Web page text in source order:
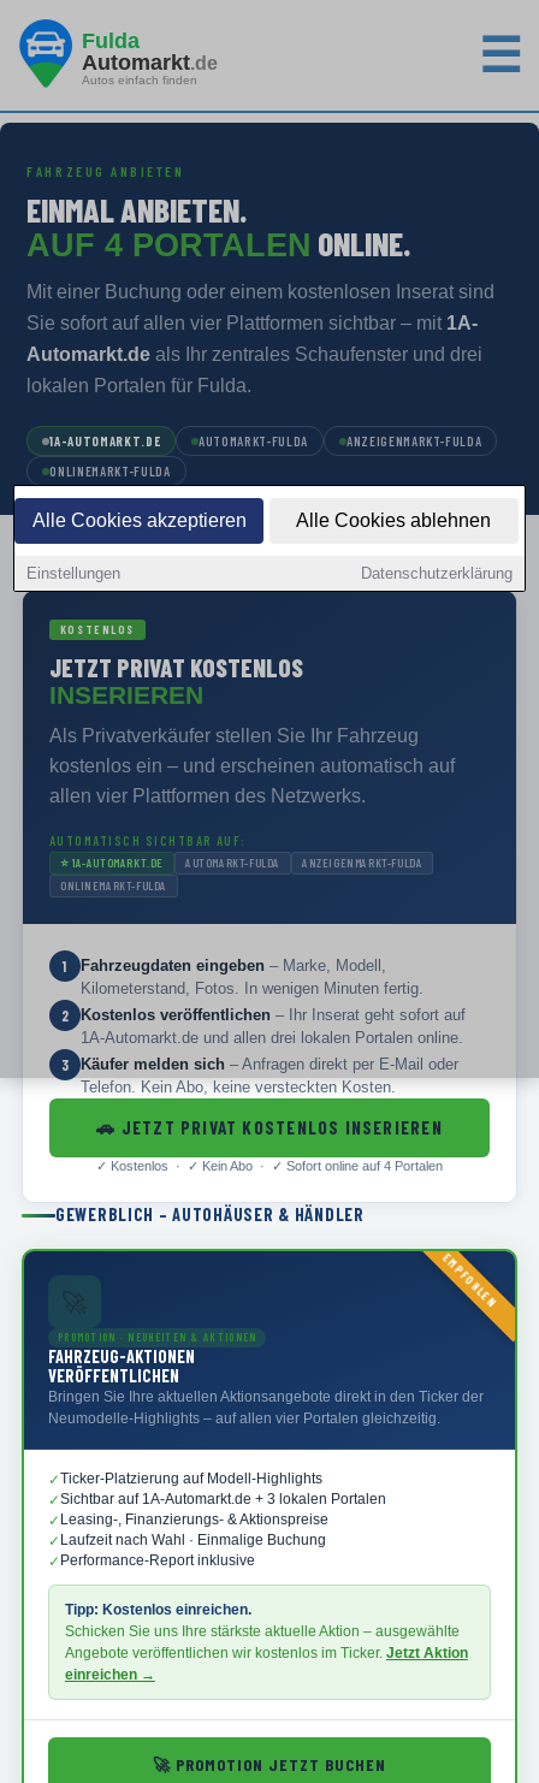
Alle Cookies akzeptieren Alle Cookies ablehnen
Einstellungen Datenschutzerklärung
Fulda
Automarkt.de
Autos einfach finden ☰
FAHRZEUG ANBIETEN
EINMAL ANBIETEN.
AUF 4 PORTALEN ONLINE.
Mit einer Buchung oder einem kostenlosen Inserat sind
Sie sofort auf allen vier Plattformen sichtbar – mit 1A-
Automarkt.de als Ihr zentrales Schaufenster und drei
lokalen Portalen für Fulda.
1A-AUTOMARKT.DE AUTOMARKT-FULDA
ANZEIGENMARKT-FULDA
ONLINEMARKT-FULDA
KOSTENLOS
JETZT PRIVAT KOSTENLOS
INSERIEREN
Als Privatverkäufer stellen Sie Ihr Fahrzeug
kostenlos ein – und erscheinen automatisch auf
allen vier Plattformen des Netzwerks.
AUTOMATISCH SICHTBAR AUF:
⭐ 1A-AUTOMARKT.DE AUTOMARKT-FULDA
ANZEIGENMARKT-FULDA
ONLINEMARKT-FULDA
1 Fahrzeugdaten eingeben – Marke, Modell,
Kilometerstand, Fotos. In wenigen Minuten fertig.
2 Kostenlos veröffentlichen – Ihr Inserat geht sofort auf
1A-Automarkt.de und allen drei lokalen Portalen online.
3 Käufer melden sich – Anfragen direkt per E-Mail oder
Telefon. Kein Abo, keine versteckten Kosten.
🚗 JETZT PRIVAT KOSTENLOS INSERIEREN
✓ Kostenlos · ✓ Kein Abo · ✓ Sofort online auf 4 Portalen
GEWERBLICH – AUTOHÄUSER & HÄNDLER
EMPFOHLEN
🚀
PROMOTION · NEUHEITEN & AKTIONEN
FAHRZEUG-AKTIONEN
VERÖFFENTLICHEN
Bringen Sie Ihre aktuellen Aktionsangebote direkt in den Ticker der
Neumodelle-Highlights – auf allen vier Portalen gleichzeitig.
✓Ticker-Platzierung auf Modell-Highlights
✓Sichtbar auf 1A-Automarkt.de + 3 lokalen Portalen
✓ Leasing-, Finanzierungs- & Aktionspreise
✓ Laufzeit nach Wahl · Einmalige Buchung
✓ Performance-Report inklusive
Tipp: Kostenlos einreichen.
Schicken Sie uns Ihre stärkste aktuelle Aktion – ausgewählte
Angebote veröffentlichen wir kostenlos im Ticker. Jetzt Aktion
einreichen →
🚀 PROMOTION JETZT BUCHEN